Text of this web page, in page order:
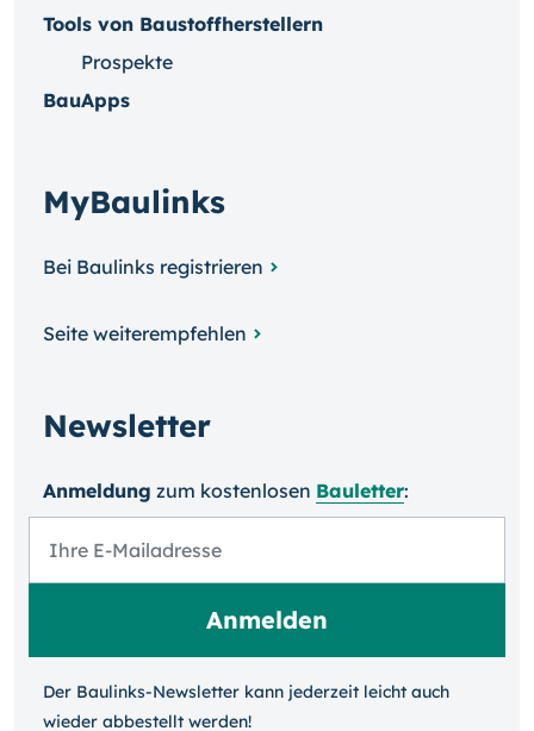
Tools von Baustoffherstellern
Prospekte
BauApps
MyBaulinks
Bei Baulinks registrieren
Seite weiterempfehlen
Newsletter
Anmeldung zum kosten­losen Bauletter:
Der Baulinks-Newsletter kann jeder­zeit leicht auch
wieder ab­bestellt werden!